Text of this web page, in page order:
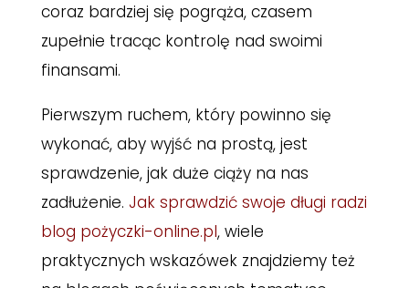
coraz bardziej się pogrąża, czasem
zupełnie tracąc kontrolę nad swoimi
finansami.
Pierwszym ruchem, który powinno się
wykonać, aby wyjść na prostą, jest
sprawdzenie, jak duże ciąży na nas
zadłużenie. Jak sprawdzić swoje długi radzi
blog pożyczki-online.pl, wiele
praktycznych wskazówek znajdziemy też